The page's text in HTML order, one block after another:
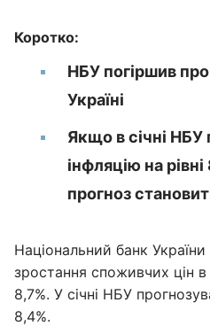
Коротко:
НБУ погіршив
Україні
Якщо в січні НБУ
інфляцію на
прогноз
Національний банк
зростання споживчих цін в
8,7%. У січні НБУ
8,4%.